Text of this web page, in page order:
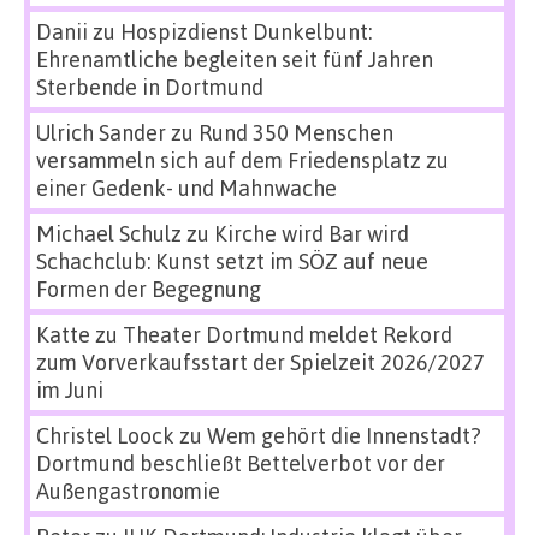
Danii zu Hospizdienst Dunkelbunt:
Ehrenamtliche begleiten seit fünf Jahren
Sterbende in Dortmund
Ulrich Sanderzu Rund 350 Menschen
versammeln sich auf dem Friedensplatz zu
einer Gedenk- und Mahnwache
Michael Schulz zu Kirche wird Bar wird
Schachclub: Kunst setzt im SÖZ auf neue
Formen der Begegnung
Katte zu Theater Dortmund meldet Rekord
zum Vorverkaufsstart der Spielzeit 2026/2027
im Juni
Christel Loock zu Wem gehört die Innenstadt?
Dortmund beschließt Bettelverbot vor der
Außengastronomie